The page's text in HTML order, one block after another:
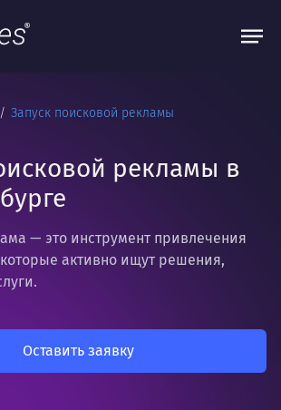
Запуск поисковой рекламы
рекламы в
— это инструмент привлечения
активно ищут решения,
Оставить заявку